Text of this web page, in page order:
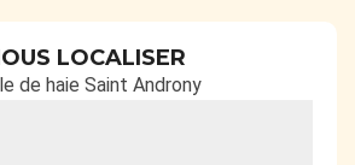
LOCALISER
de haie Saint Androny